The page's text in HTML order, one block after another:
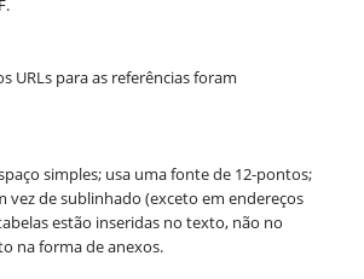
URLs para as referências foram
simples; usa uma fonte de 12-pontos;
vez de sublinhado (exceto em endereços
estão inseridas no texto, não no
na forma de anexos.